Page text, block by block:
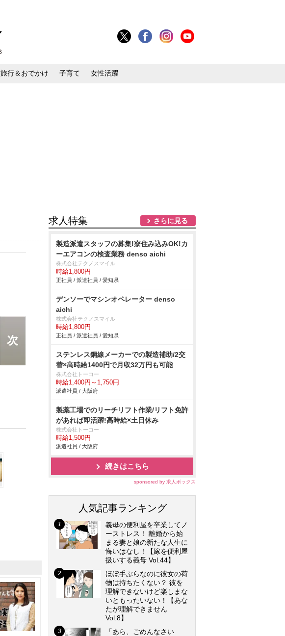
旅行＆おでかけ 子育て 女性活躍
求人特集 さらに見る
製造派遣スタッフの募集!寮住み込みOK!カ
ーエアコンの検査業務 denso aichi
株式会社テクノスマイル
時給1,800円
正社員 / 派遣社員 / 愛知県
デンソーでマシンオペレーター denso
aichi
株式会社テクノスマイル
時給1,800円
正社員 / 派遣社員 / 愛知県
ステンレス鋼線メーカーでの製造補助/2交
替×高時給1400円で月収32万円も可能
株式会社トーコー
時給1,400円～1,750円
派遣社員 / 大阪府
製薬工場でのリーチリフト作業/リフト免許
があれば即活躍!高時給×土日休み
株式会社トーコー
時給1,500円
派遣社員 / 大阪府
続きはこちら
sponsored by 求人ボックス
人気記事ランキング
義母の便利屋を卒業してノ
ーストレス！ 離婚から始
まる妻と娘の新たな人生に
悔いはなし！【嫁を便利屋
扱いする義母 Vol.44】
ほぼ手ぶらなのに彼女の荷
物は持ちたくない？ 彼を
理解できないけど楽しまな
いともったいない！【あな
たが理解できません
Vol.8】
「あら、ごめんなさい